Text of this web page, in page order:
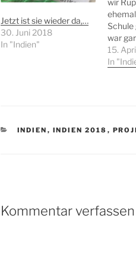
Jetzt ist sie wieder da,…
30. Juni 2018
In "Indien"
wir
war
sehen.
Stress
würde,
15.
In
KATEGORIEN
INDIEN , INDIEN 2018 ,
Kommentar verfassen